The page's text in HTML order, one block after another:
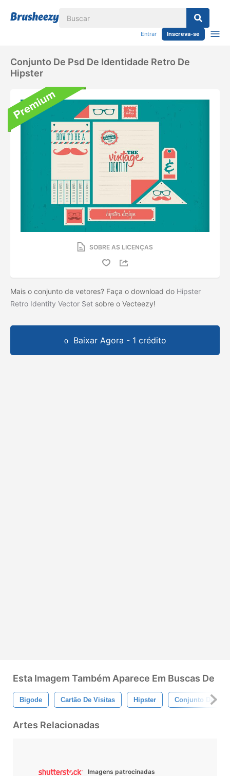
Entrar Inscreva-se
Conjunto De Psd De Identidade Retro De
Hipster
SOBRE AS LICENÇAS
Mais o conjunto de vetores? Faça o download do Hipster
Retro Identity Vector Set sobre o Vecteezy!
Baixar Agora - 1 crédito
Esta Imagem Também Aparece Em Buscas De
Bigode Cartão De Visitas Hipster Conjunto De
Artes Relacionadas
Imagens patrocinadas